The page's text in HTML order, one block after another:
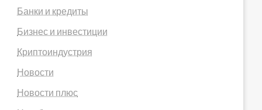
Банки и кредиты
Бизнес и инвестиции
Криптоиндустрия
Новости
Новости плюс